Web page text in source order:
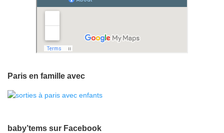
Paris en famille avec
baby’tems sur Facebook